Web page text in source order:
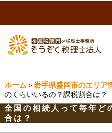
ホーム ＞ 岩手県盛岡市のエリア
のくらいいるの？課税割合は？
全国の相続人って毎年ど
合は？